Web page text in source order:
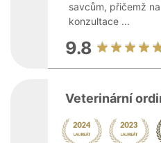
savcům, přičemž
konzultace ...
9.8
Veterinární